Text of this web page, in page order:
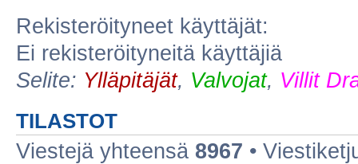
Rekisteröityneet käyttäjät:
Ei rekisteröityneitä käyttäjiä
Selite: Ylläpitäjät, Valvojat, Villit
TILASTOT
Viestejä yhteensä 8967 •